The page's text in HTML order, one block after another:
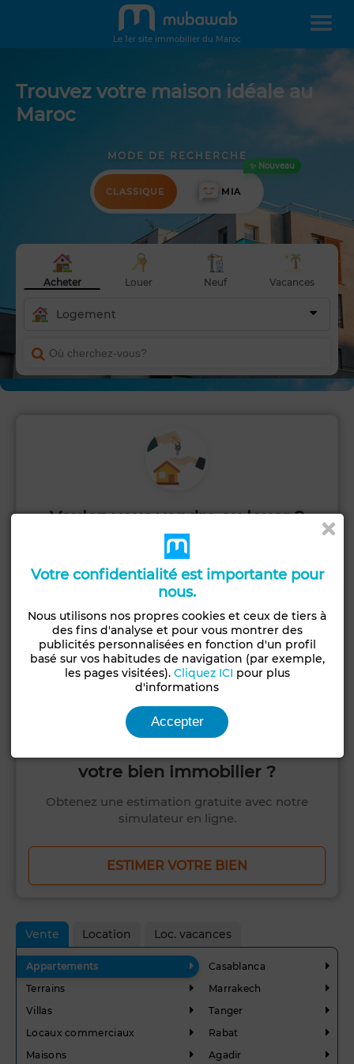
Le 1er site immobilier du Maroc
Trouvez votre maison idéale au
Maroc
MODE DE RECHERCHE
CLASSIQUE
✨ Nouveau
MIA
Acheter Louer Neuf Vacances
Logement
Voulez-vous vendre ou louer ?
Publiez votre annonce rapidement et
commencez à recevoir des contacts.
PUBLIER
votre bien immobilier ?
Obtenez une estimation gratuite avec notre
simulateur en ligne.
ESTIMER VOTRE BIEN
Vente Location Loc. vacances
Appartements
Terrains
Villas
Locaux commerciaux
Maisons
Casablanca
Marrakech
Tanger
Rabat
Agadir
Votre confidentialité est importante pour
nous.
Nous utilisons nos propres cookies et ceux de tiers à
des fins d'analyse et pour vous montrer des
publicités personnalisées en fonction d'un profil
basé sur vos habitudes de navigation (par exemple,
les pages visitées). Cliquez ICI pour plus
d'informations
Accepter